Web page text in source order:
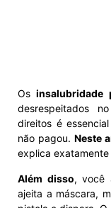
Osinsalubridade
desrespeitados
direitos é
não pagou. Neste
explica exatamente
Além disso, você
ajeita a máscara,